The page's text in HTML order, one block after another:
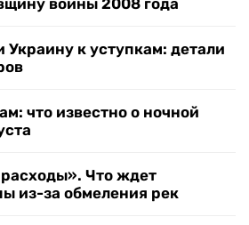
войны 2008 года
к уступкам: детали
что известно о ночной
Что ждет
из-за обмеления рек